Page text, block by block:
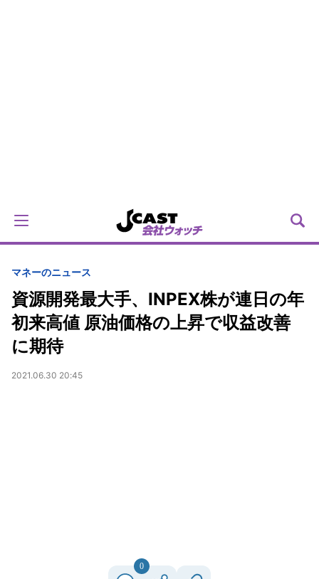
マネーのニュース
資源開発最大手、INPEX株が連日の年
初来高値 原油価格の上昇で収益改善
に期待
2021.06.30 20:45
0